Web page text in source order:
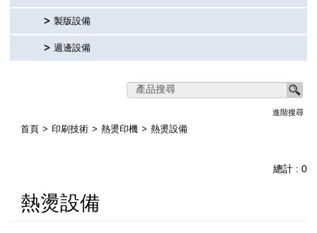
製版設備
週邊設備
進階搜尋
首頁 印刷技術 熱燙印機 熱燙設備
總計 : 0
熱燙設備